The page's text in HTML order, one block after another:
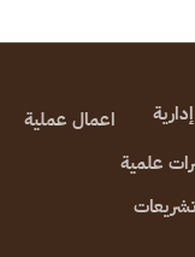
اعمال عملية
علمية
تشريعات